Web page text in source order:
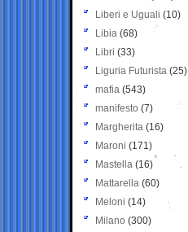
Liberi e Uguali (10)
Libia (68)
Libri (33)
Liguria Futurista (25)
mafia (543)
manifesto (7)
Margherita (16)
Maroni (171)
Mastella (16)
Mattarella (60)
Meloni (14)
Milano (300)